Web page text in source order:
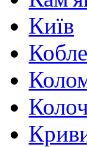
Київ